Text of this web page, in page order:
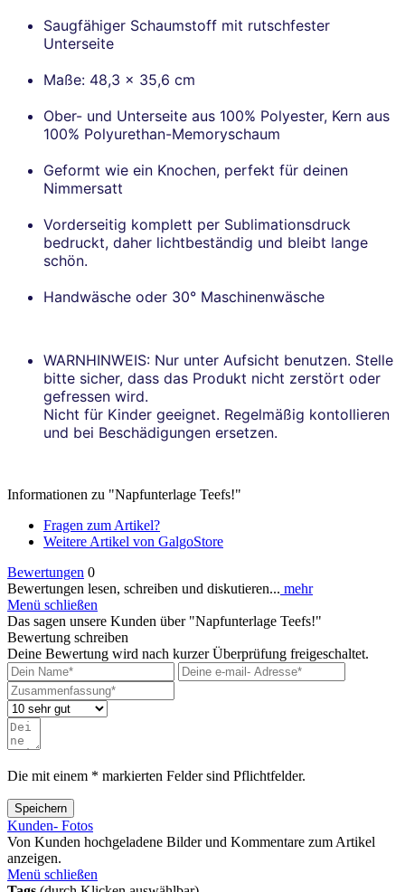
Saugfähiger Schaumstoff mit rutschfester
Unterseite
Maße: 48,3 x 35,6 cm
Ober- und Unterseite aus 100% Polyester, Kern aus
100% Polyurethan-Memoryschaum
Geformt wie ein Knochen, perfekt für deinen
Nimmersatt
Vorderseitig komplett per Sublimationsdruck
bedruckt, daher lichtbeständig und bleibt lange
schön.
Handwäsche oder 30° Maschinenwäsche
WARNHINWEIS: Nur unter Aufsicht benutzen. Stelle
bitte sicher, dass das Produkt nicht zerstört oder
gefressen wird.
Nicht für Kinder geeignet. Regelmäßig kontollieren
und bei Beschädigungen ersetzen.
Informationen zu "Napfunterlage Teefs!"
Fragen zum Artikel?
Weitere Artikel von GalgoStore
Bewertungen 0
Bewertungen lesen, schreiben und diskutieren... mehr
Menü schließen
Das sagen unsere Kunden über "Napfunterlage Teefs!"
Bewertung schreiben
Deine Bewertung wird nach kurzer Überprüfung freigeschaltet.
Die mit einem * markierten Felder sind Pflichtfelder.
Speichern
Kunden- Fotos
Von Kunden hochgeladene Bilder und Kommentare zum Artikel
anzeigen.
Menü schließen